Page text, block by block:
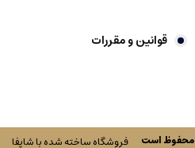
قوانین و مقررات
محفوظ است فروشگاه ساخته شده با شاپفا